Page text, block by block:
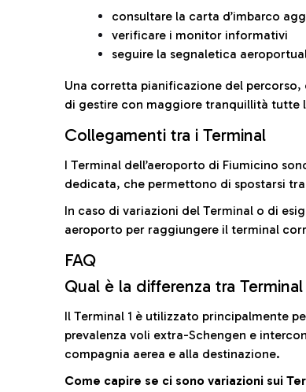
consultare la carta d’imbarco
verificare i monitor informativi
seguire la segnaletica
Una corretta pianificazione del percorso,
di gestire con maggiore tranquillità tutte
Collegamenti tra i Terminal
I Terminal dell’aeroporto di Fiumicino
dedicata, che permettono di spostarsi
In caso di variazioni del Terminal o di
aeroporto per raggiungere il terminal
FAQ
Qual è la differenza tra
Il Terminal 1 è utilizzato principalmente
prevalenza voli extra-Schengen e
compagnia aerea e alla destinazione.
Come capire se ci sono variazioni sui